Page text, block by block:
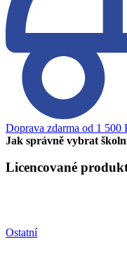
Doprava zdarma od 1 500
Jak správně vybrat
Licencované
Ostatní